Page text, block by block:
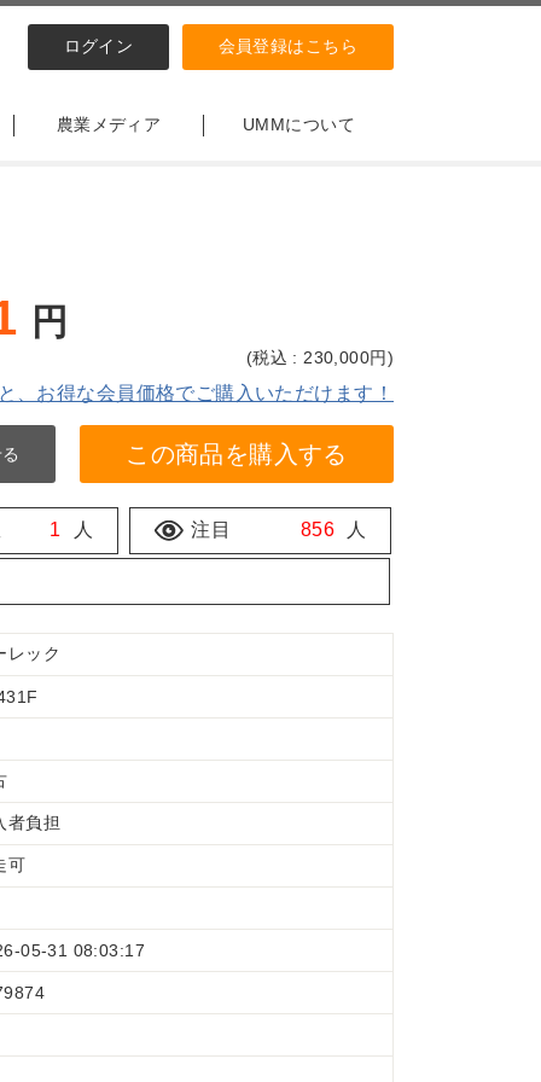
ログイン 会員登録はこちら
農業メディア UMMについて
円
(税込 : 230,000円)
、お得な会員価格でご購入いただけます！
この商品を購入する
1 人 注目 856 人
レック
者負担
可
05-31 08:03:17